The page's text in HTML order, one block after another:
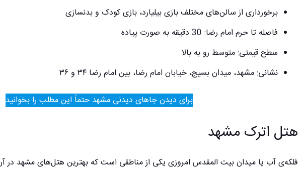
برخورداری از سالن‌های مختلف بازی بیلیارد، بازی کودک و بدنسازی
فاصله تا حرم امام رضا: 30 دقیقه به صورت پیاده
سطح قیمتی: متوسط رو به بالا
نشانی: مشهد، میدان بسیج، خیابان امام رضا، بین امام رضا ۳۴ و ۳۶
برای دیدن جاهای دیدنی مشهد حتماً این مطلب را بخوانید
هتل اترک مشهد
فلکه‌ی آب یا میدان بیت المقدس امروزی یکی از مناطقی است که بهترین هتل‌های مشهد